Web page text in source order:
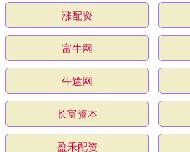
涨配资
富牛网
牛途网
长富资本
盈禾配资